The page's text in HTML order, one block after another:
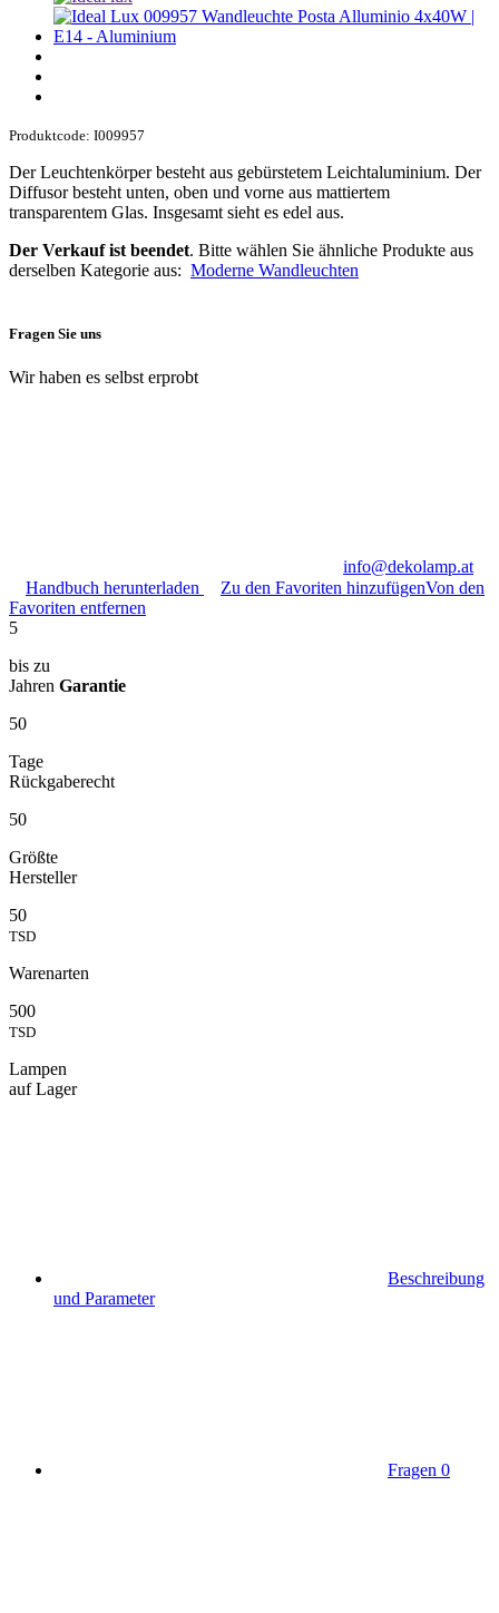
Produktcode: I009957
Der Leuchtenkörper besteht aus gebürstetem Leichtaluminium. Der
Diffusor besteht unten, oben und vorne aus mattiertem
transparentem Glas. Insgesamt sieht es edel aus.
Der Verkauf ist beendet. Bitte wählen Sie ähnliche Produkte aus
derselben Kategorie aus: Moderne Wandleuchten
Fragen Sie uns
Wir haben es selbst erprobt
info@dekolamp.at
Handbuch herunterladen
Zu den Favoriten hinzufügenVon den
Favoriten entfernen
5
bis zu
Jahren Garantie
50
Tage
Rückgaberecht
50
Größte
Hersteller
50
TSD
Warenarten
500
TSD
Lampen
auf Lager
Beschreibung
und Parameter
Fragen 0